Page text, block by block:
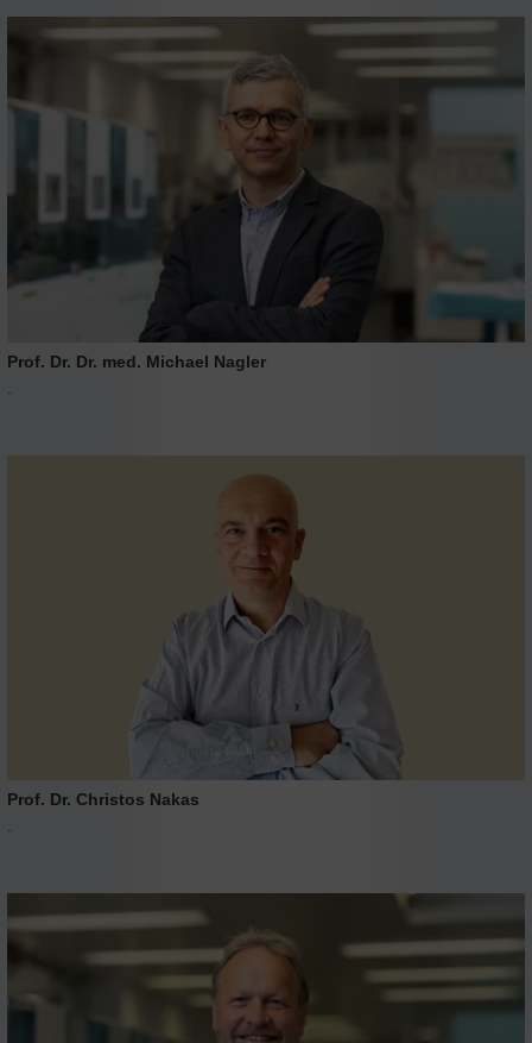
Prof. Dr. Dr. med. Michael Nagler
Prof. Dr. Christos Nakas